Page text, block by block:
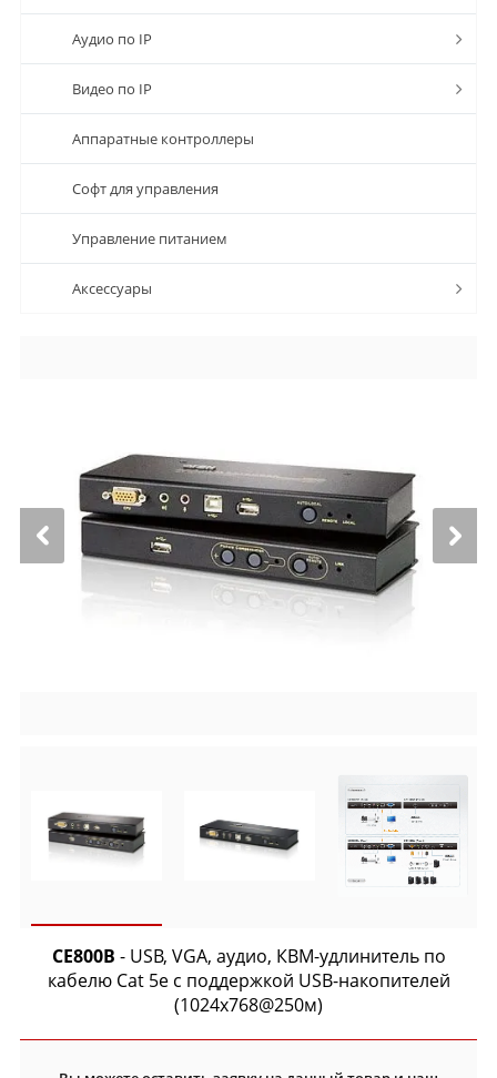
Аудио по IP
Видео по IP
Аппаратные контроллеры
Софт для управления
Управление питанием
Аксессуары
CE800B - USB, VGA, аудио, КВМ-удлинитель по
кабелю Cat 5e с поддержкой USB-накопителей
(1024x768@250м)